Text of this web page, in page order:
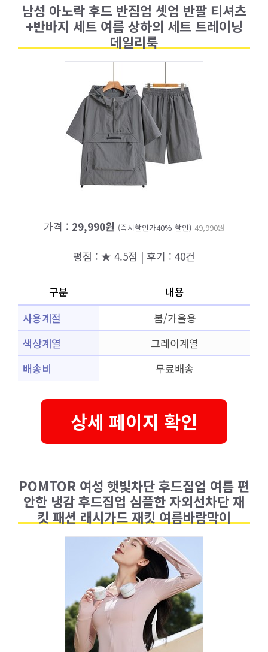
남성 아노락 후드 반집업 셋업 반팔 티셔츠
+반바지 세트 여름 상하의 세트 트레이닝
데일리룩
가격 : 29,990원 (즉시할인가40% 할인) 49,990원
평점 : ★ 4.5점 | 후기 : 40건
구분
내용
사용계절
봄/가을용
색상계열
그레이계열
배송비
무료배송
상세 페이지 확인
POMTOR 여성 햇빛차단 후드집업 여름 편
안한 냉감 후드집업 심플한 자외선차단 재
킷 패션 래시가드 재킷 여름바람막이